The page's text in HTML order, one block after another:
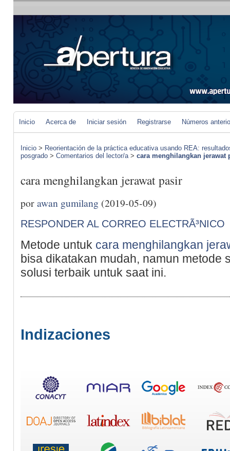
Inicio Acerca de Iniciar sesión Registrarse Números
Inicio > Reorientación de la práctica educativa usando REA:
posgrado > Comentarios del lector/a> cara menghilangkan jerawat
cara menghilangkan jerawat pasir
porawan gumilang (2019-05-09)
RESPONDER AL CORREO ELECTRÃ³NICO
Metode untuk cara menghilangkan
bisa dikatakan mudah, namun metode
solusi terbaik untuk saat ini.
Indizaciones